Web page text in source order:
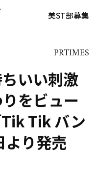
美ST部募集
PRTIMES
いい刺激
をビュー
Tik バン
り発売